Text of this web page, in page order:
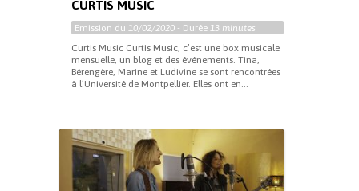
CURTIS MUSIC
Emission du 10/02/2020 - Durée 13 minutes
Curtis Music Curtis Music, c’est une box musicale
mensuelle, un blog et des événements. Tina,
Bérengère, Marine et Ludivine se sont rencontrées
à l’Université de Montpellier. Elles ont en...